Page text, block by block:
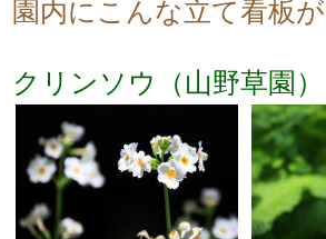
園内にこんな立て看板
クリンソウ（山野草園）